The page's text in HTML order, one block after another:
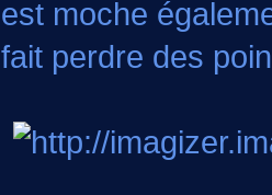
est moche
fait perdre des